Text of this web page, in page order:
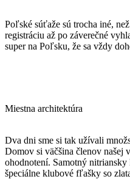
Poľské súťaže sú trocha iné,
registráciu až po záverečné
super na Poľsku, že sa vždy
Miestna architektúra
Dva dni sme si tak užívali
Domov si väčšina členov našej
ohodnotení. Samotný
špeciálne klubové fľašky so